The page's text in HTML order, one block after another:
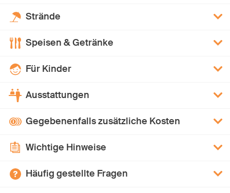
Strände
Speisen & Getränke
Für Kinder
Ausstattungen
Gegebenenfalls zusätzliche Kosten
Wichtige Hinweise
Häufig gestellte Fragen